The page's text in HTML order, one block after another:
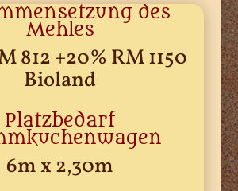
des
Mehles
812 +20% RM 1150
Bioland
Platzbedarf
6m x 2,30m